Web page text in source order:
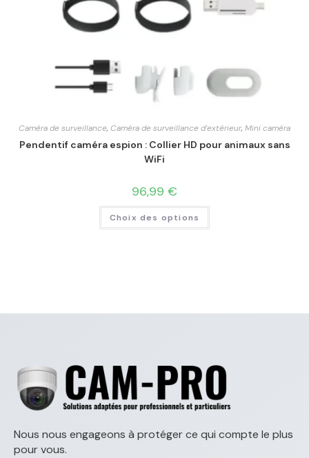
Caméra de surveillance, Caméra de surveillance d'extérieur, Mini caméra
Pendentif caméra espion : Collier HD pour animaux sans
WiFi
96,99 €
Choix des options
Nous nous engageons à protéger ce qui compte le plus
pour vous.